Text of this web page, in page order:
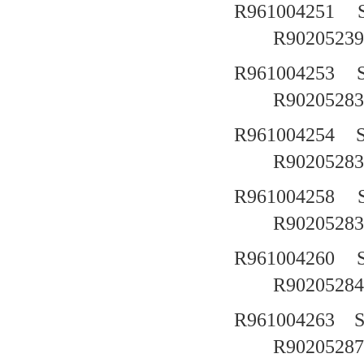
R961004251
R961004253
R961004254
R961004258
R961004260
R961004263